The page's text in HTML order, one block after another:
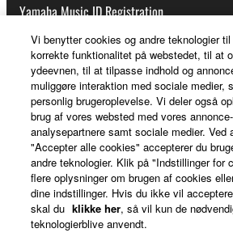
Yamaha Music ID Registration
About Yamaha
Danmark - English
Business
Vi benytter cookies og andre teknologier
korrekte funktionalitet på webstedet, til at
ydeevnen, til at tilpasse indhold og
muliggøre interaktion med sociale medier,
personlig brugeroplevelse. Vi deler også
brug af vores websted med vores
analysepartnere samt sociale medier. Ved
"Accepter alle cookies" accepterer du
andre teknologier. Klik på "Indstillinger for
flere oplysninger om brugen af cookies
dine indstillinger. Hvis du ikke vil
skal du klikke her, så vil kun de
teknologierblive anvendt.